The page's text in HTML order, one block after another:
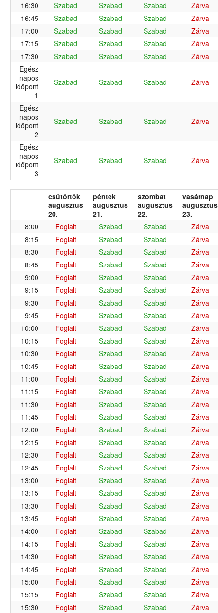
16:30 Szabad Szabad Szabad
Zárva
16:45
Szabad Szabad Szabad
Zárva
17:00
Szabad Szabad Szabad
Zárva
17:15
Szabad Szabad Szabad
Zárva
17:30
Szabad Szabad Szabad
Zárva
Egész
napos
időpont
1
Szabad Szabad Szabad Zárva
Egész
napos
időpont
2
Szabad Szabad Szabad Zárva
Egész
napos
időpont
3
Szabad Szabad Szabad Zárva
csütörtök
augusztus
20.
péntek
augusztus
21.
szombat
augusztus
22.
vasárnap
augusztus
23.
8:00
Foglalt Szabad Szabad
Zárva
8:15
Foglalt Szabad Szabad
Zárva
8:30
Foglalt Szabad Szabad
Zárva
8:45
Foglalt Szabad Szabad
Zárva
9:00
Foglalt Szabad Szabad
Zárva
9:15
Foglalt Szabad Szabad
Zárva
9:30
Foglalt Szabad Szabad
Zárva
9:45
Foglalt Szabad Szabad
Zárva
10:00
Foglalt Szabad Szabad
Zárva
10:15
Foglalt Szabad Szabad
Zárva
10:30
Foglalt Szabad Szabad
Zárva
10:45
Foglalt Szabad Szabad
Zárva
11:00
Foglalt Szabad Szabad
Zárva
11:15
Foglalt Szabad Szabad
Zárva
11:30
Foglalt Szabad Szabad
Zárva
11:45
Foglalt Szabad Szabad
Zárva
12:00
Foglalt Szabad Szabad
Zárva
12:15
Foglalt Szabad Szabad
Zárva
12:30
Foglalt Szabad Szabad
Zárva
12:45
Foglalt Szabad Szabad
Zárva
13:00
Foglalt Szabad Szabad
Zárva
13:15
Foglalt Szabad Szabad
Zárva
13:30
Foglalt Szabad Szabad
Zárva
13:45
Foglalt Szabad Szabad
Zárva
14:00
Foglalt Szabad Szabad
Zárva
14:15
Foglalt Szabad Szabad
Zárva
14:30
Foglalt Szabad Szabad
Zárva
14:45
Foglalt Szabad Szabad
Zárva
15:00
Foglalt Szabad Szabad
Zárva
15:15
Foglalt Szabad Szabad
Zárva
15:30
Foglalt Szabad Szabad
Zárva